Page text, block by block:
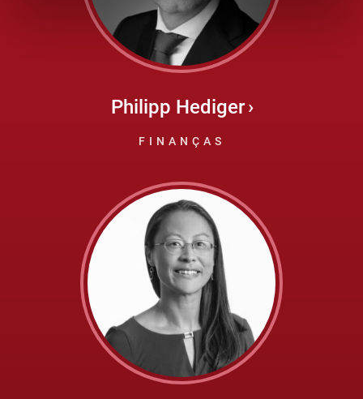
Philipp Hediger
FINANÇAS